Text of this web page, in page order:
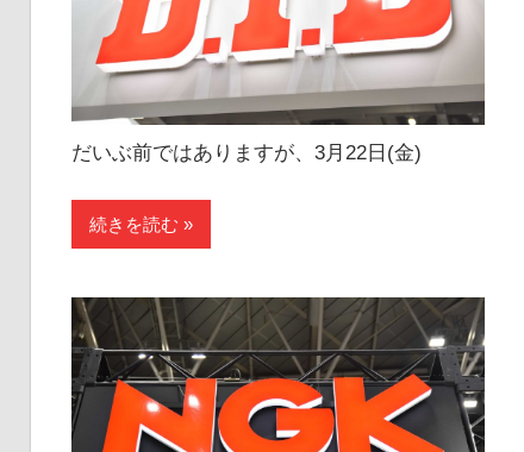
だいぶ前ではありますが、3月22日(金)
続きを読む